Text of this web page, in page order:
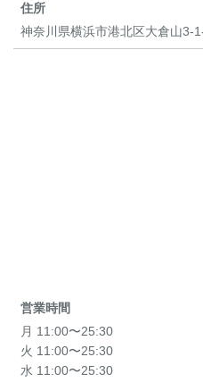
住所
神奈川県横浜市港北区大倉山3-
営業時間
月 11:00〜25:30
火 11:00〜25:30
水 11:00〜25:30